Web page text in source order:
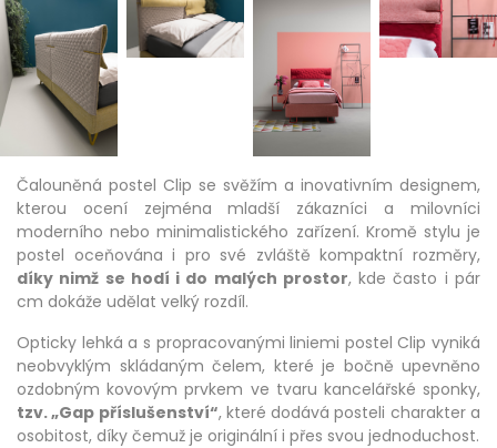
Čalouněná postel Clip se svěžím a inovativním designem,
kterou ocení zejména mladší zákazníci a milovníci
moderního nebo minimalistického zařízení. Kromě stylu je
postel oceňována i pro své zvláště kompaktní rozměry,
díky nimž se hodí i do malých prostor, kde často i pár
cm dokáže udělat velký rozdíl.
Opticky lehká a s propracovanými liniemi postel Clip vyniká
neobvyklým skládaným čelem, které je bočně upevněno
ozdobným kovovým prvkem ve tvaru kancelářské sponky,
tzv. „Gap příslušenství“, které dodává posteli charakter a
osobitost, díky čemuž je originální i přes svou jednoduchost.